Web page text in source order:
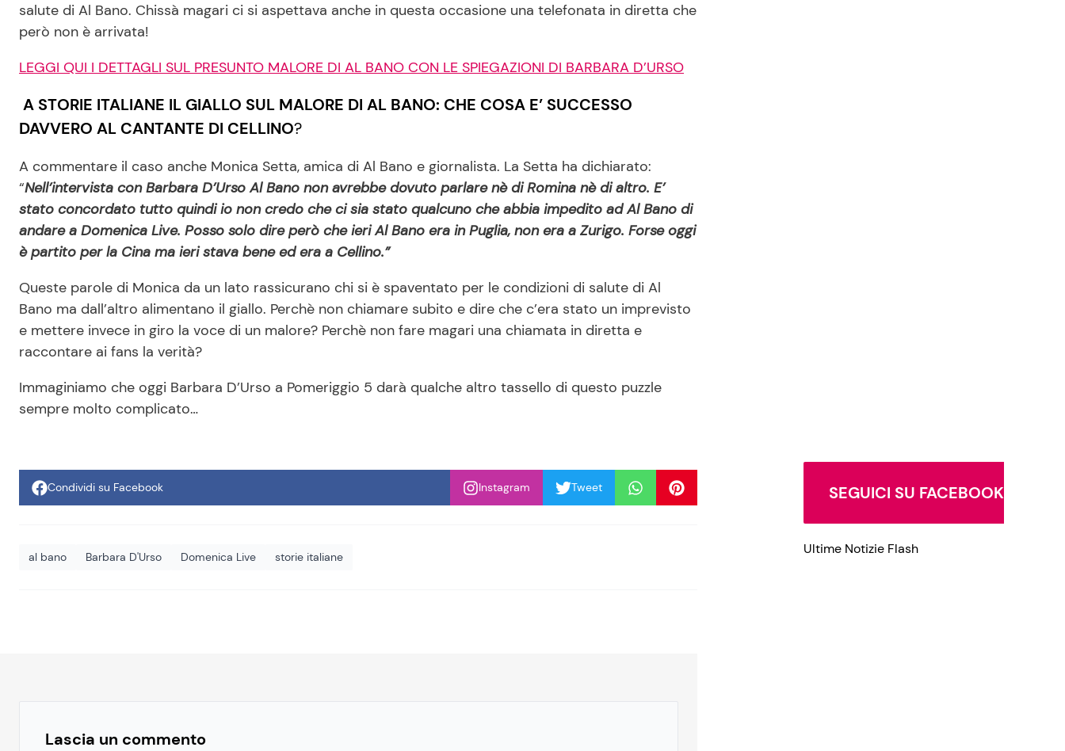
salute di Al Bano. Chissà magari ci si aspettava anche in questa occasione una telefonata in diretta che
però non è arrivata!
LEGGI QUI I DETTAGLI SUL PRESUNTO MALORE DI AL BANO CON LE SPIEGAZIONI DI BARBARA D’URSO
A STORIE ITALIANE IL GIALLO SUL MALORE DI AL BANO: CHE COSA E’ SUCCESSO
DAVVERO AL CANTANTE DI CELLINO?
A commentare il caso anche Monica Setta, amica di Al Bano e giornalista. La Setta ha dichiarato:
“Nell’intervista con Barbara D’Urso Al Bano non avrebbe dovuto parlare nè di Romina nè di altro. E’
stato concordato tutto quindi io non credo che ci sia stato qualcuno che abbia impedito ad Al Bano di
andare a Domenica Live. Posso solo dire però che ieri Al Bano era in Puglia, non era a Zurigo. Forse oggi
è partito per la Cina ma ieri stava bene ed era a Cellino.”
Queste parole di Monica da un lato rassicurano chi si è spaventato per le condizioni di salute di Al
Bano ma dall’altro alimentano il giallo. Perchè non chiamare subito e dire che c’era stato un imprevisto
e mettere invece in giro la voce di un malore? Perchè non fare magari una chiamata in diretta e
raccontare ai fans la verità?
Immaginiamo che oggi Barbara D’Urso a Pomeriggio 5 darà qualche altro tassello di questo puzzle
sempre molto complicato…
Condividi su Facebook Instagram Tweet
al bano Barbara D'Urso Domenica Live storie italiane
Lascia un commento
SEGUICI SU FACEBOOK
Ultime Notizie Flash